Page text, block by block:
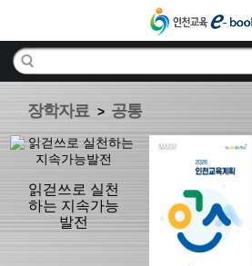
장학자료 > 공통
읽걷쓰로 실천
하는 지속가능
발전